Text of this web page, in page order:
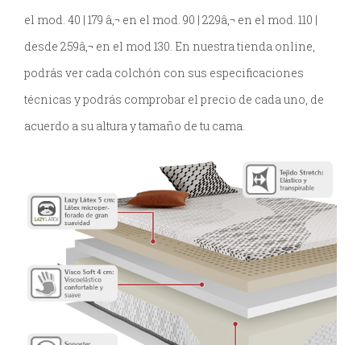
el mod. 40 | 179 â‚¬ en el mod. 90 | 229â‚¬ en el mod. 110 |
desde 259â‚¬ en el mod 130. En nuestra tienda online,
podrás ver cada colchón con sus especificaciones
técnicas y podrás comprobar el precio de cada uno, de
acuerdo a su altura y tamaño de tu cama.